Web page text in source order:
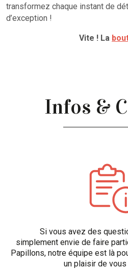
transformez chaque instant de
d’exception !
Vite ! La
Infos &
Si vous avez des
simplement envie de faire
Papillons, notre équipe est là
un plaisir de